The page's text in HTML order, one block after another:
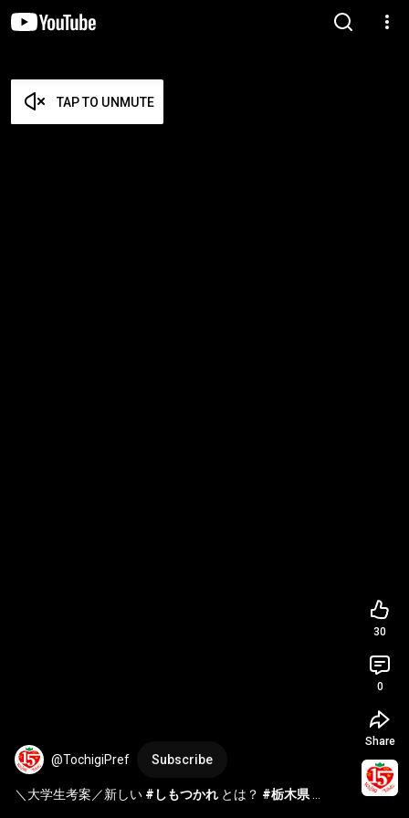
TAP TO UNMUTE
@TochigiPref Subscribe
＼大学生考案／新しい #しもつかれ とは？ #栃木県
30
0
Share